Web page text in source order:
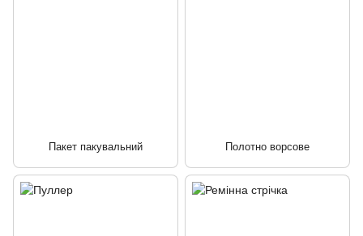
Пакет пакувальний Полотно ворсове